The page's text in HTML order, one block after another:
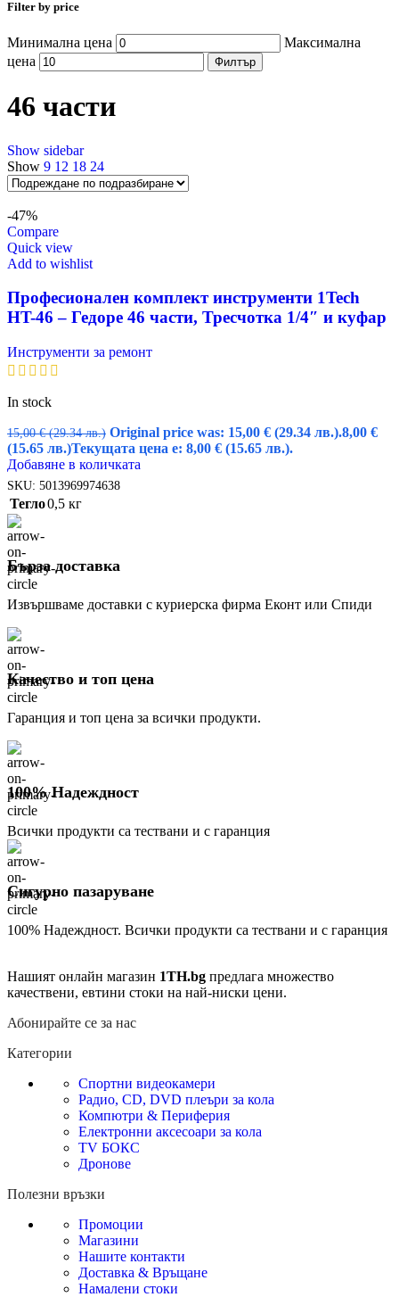
Filter by price
Минимална цена
Максимална
цена
Филтър
46 части
Show sidebar
Show 9 12 18 24
-47%
Compare
Quick view
Add to wishlist
Професионален комплект инструменти 1Tech
HT-46 – Гедоре 46 части, Тресчотка 1/4″ и куфар
Инструменти за ремонт
In stock
15,00€ (29.34 лв.) Original price was: 15,00 € (29.34 лв.).8,00 €
(15.65 лв.)Текущата цена е: 8,00 € (15.65 лв.).
Добавяне в количката
SKU: 5013969974638
Тегло0,5 кг
Бърза доставка
Извършваме доставки с куриерска фирма Еконт или Спиди
Качество и топ цена
Гаранция и топ цена за всички продукти.
100% Надеждност
Всички продукти са тествани и с гаранция
Сигурно пазаруване
100% Надеждност. Всички продукти са тествани и с гаранция
Нашият онлайн магазин 1TH.bg предлага множество
качествени, евтини стоки на най-ниски цени.
Абонирайте се за нас
Категории
Спортни видеокамери
Радио, CD, DVD плеъри за кола
Компютри & Периферия
Електронни аксесоари за кола
TV БОКС
Дронове
Полезни връзки
Промоции
Магазини
Нашите контакти
Доставка & Връщане
Намалени стоки